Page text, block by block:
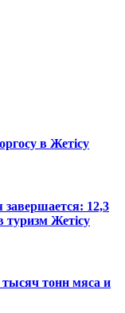
в Жетісу
12,3
туризм Жетісу
тысяч тонн мяса и